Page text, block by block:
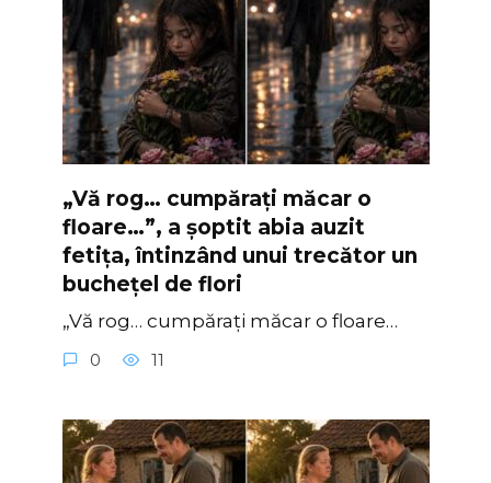
„Vă rog… cumpărați măcar o
floare…”, a șoptit abia auzit
fetița, întinzând unui trecător un
buchețel de flori
„Vă rog… cumpărați măcar o floare…
0 11